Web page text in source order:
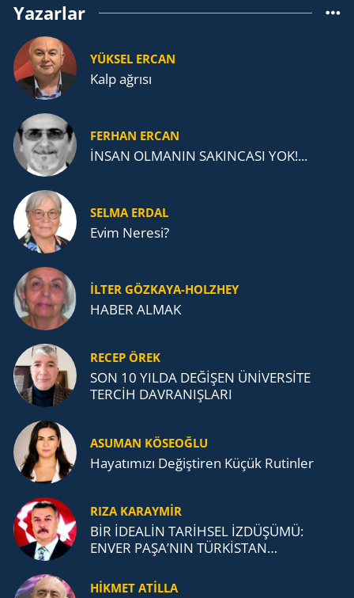
Yazarlar
YÜKSEL ERCAN
Kalp ağrısı
FERHAN ERCAN
İNSAN OLMANIN SAKINCASI YOK!...
SELMA ERDAL
Evim Neresi?
İLTER GÖZKAYA-HOLZHEY
HABER ALMAK
RECEP ÖREK
SON 10 YILDA DEĞİŞEN ÜNİVERSİTE
TERCİH DAVRANIŞLARI
ASUMAN KÖSEOĞLU
Ha­ya­tı­mı­zı De­ğiş­ti­ren Küçük Ru­tin­ler
RIZA KARAYMIR
BİR İDEALİN TARİHSEL İZDÜŞÜMÜ:
ENVER PAŞA’NIN TÜRKİSTAN
TEŞKİLATI’NA UZANAN MİRASI
HİKMET ATİLLA